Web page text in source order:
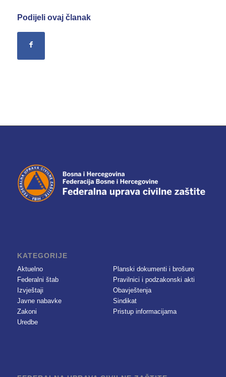
Podijeli ovaj članak
KATEGORIJE
Aktuelno
Federalni štab
Izvještaji
Javne nabavke
Zakoni
Uredbe
Planski dokumenti i brošure
Pravilnici i podzakonski akti
Obavještenja
Sindikat
Pristup informacijama